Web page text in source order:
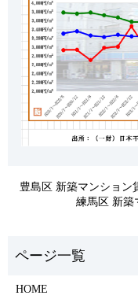
豊島区 新築マンション
練馬区 新築
HOME